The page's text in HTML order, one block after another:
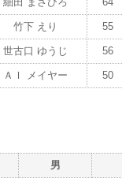
竹下 えり 55
世古口 ゆうじ 56
ＡＩ メイヤー 50
男